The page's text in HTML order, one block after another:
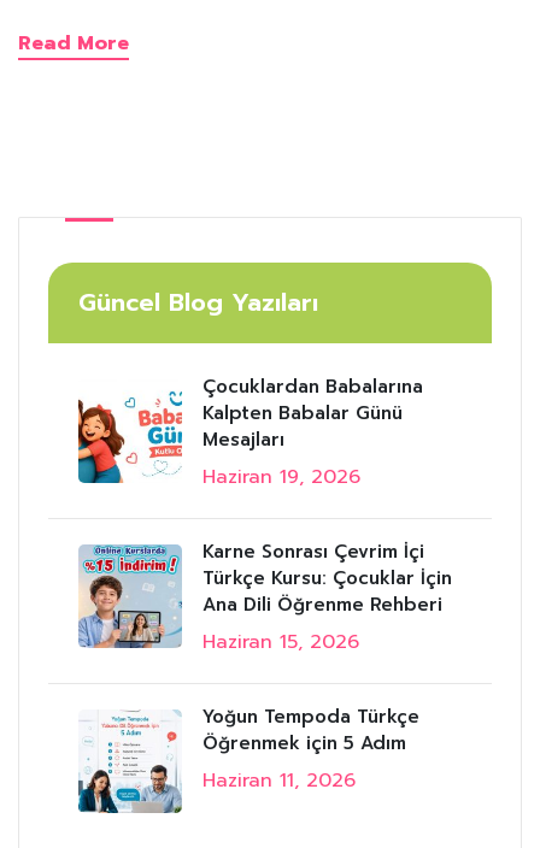
Read More
Güncel Blog Yazıları
Çocuklardan Babalarına
Kalpten Babalar Günü
Mesajları
Haziran 19, 2026
Karne Sonrası Çevrim İçi
Türkçe Kursu: Çocuklar İçin
Ana Dili Öğrenme Rehberi
Haziran 15, 2026
Yoğun Tempoda Türkçe
Öğrenmek için 5 Adım
Haziran 11, 2026